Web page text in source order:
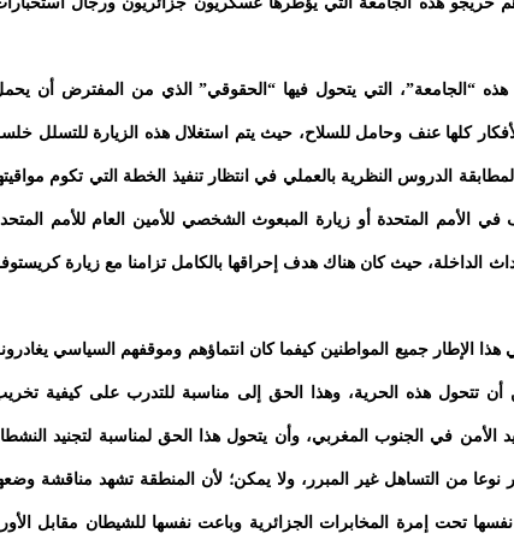
“الجامعة”، التي يتحول فيها “الحقوقي” الذي من المفترض أن
لأفكار كلها عنف وحامل للسلاح، حيث يتم استغلال هذه الزيارة للتسلل
الدروس النظرية بالعملي في انتظار تنفيذ الخطة التي تكوم
الأمم المتحدة أو زيارة المبعوث الشخصي للأمين العام للأمم
الجنوبية، وهو ما حدث مثلا سنة 2012 في أحداث الداخلة، حيث كان هناك هدف إحراقها بالكامل تزامنا مع زيارة
الإطار جميع المواطنين كيفما كان انتماؤهم وموقفهم السياسي
أن تتحول هذه الحرية، وهذا الحق إلى مناسبة للتدرب على كيفية
الأمن في الجنوب المغربي، وأن يتحول هذا الحق لمناسبة لتجنيد
من التساهل غير المبرر، ولا يمكن؛ لأن المنطقة تشهد مناقشة
تحت إمرة المخابرات الجزائرية وباعت نفسها للشيطان مقابل